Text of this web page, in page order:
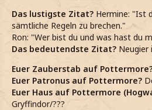
Das lustigste Zitat? Hermine: "Ist
sämtliche Regeln zu brechen."
Ron: "Wer bist du und was hast du
Das bedeutendste Zitat? Neugier
Euer Zauberstab auf
Euer Patronus auf Pottermore?
Euer Haus auf Pottermore
Gryffindor/???